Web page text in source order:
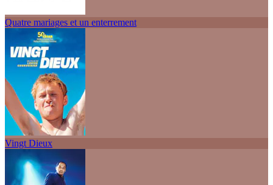
Quatre mariages et un enterrement
Vingt Dieux